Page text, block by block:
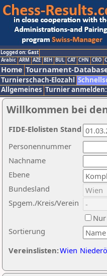
Logged on: Gast
Arabic ARM AZE BIH BUL CAT CHN CRO
Home Tournament-
Turnierschach-Elozahl
Allgemeines Turnier anmelden:
Willkommen bei
Nachname
Ebene
Sortierung
Personennummer
Bundesland
Spgem./Kreis/Verein
Vereinslisten:Wien
FIDE-Elolisten Stand